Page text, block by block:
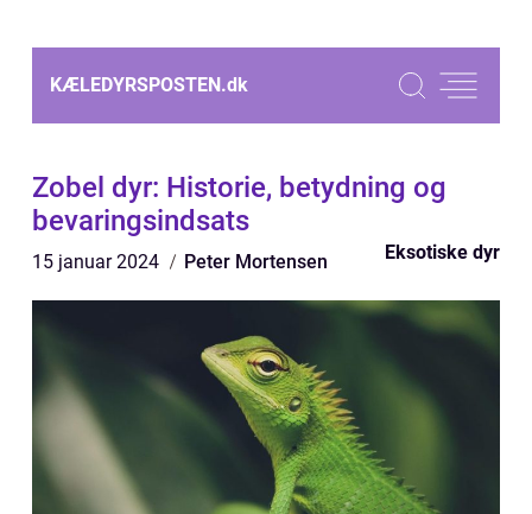
KÆLEDYRSPOSTEN.dk
Zobel dyr: Historie, betydning og
bevaringsindsats
15 januar 2024 Peter Mortensen Eksotiske dyr